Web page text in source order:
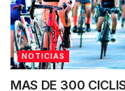
NOTICIAS
MAS DE 300